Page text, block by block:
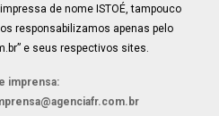
de nome ISTOÉ, tampouco
responsabilizamos apenas pelo
e seus respectivos sites.
imprensa: